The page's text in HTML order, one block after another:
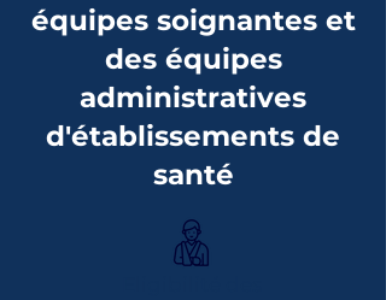
équipes soignantes et
des équipes
administratives
d'établissements de
santé